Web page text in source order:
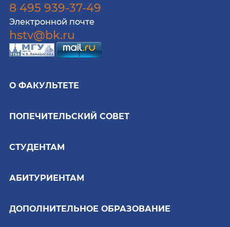
8 495 939-37-49
Электронной почте
hstv@bk.ru
О ФАКУЛЬТЕТЕ
ПОПЕЧИТЕЛЬСКИЙ СОВЕТ
СТУДЕНТАМ
АБИТУРИЕНТАМ
ДОПОЛНИТЕЛЬНОЕ ОБРАЗОВАНИЕ